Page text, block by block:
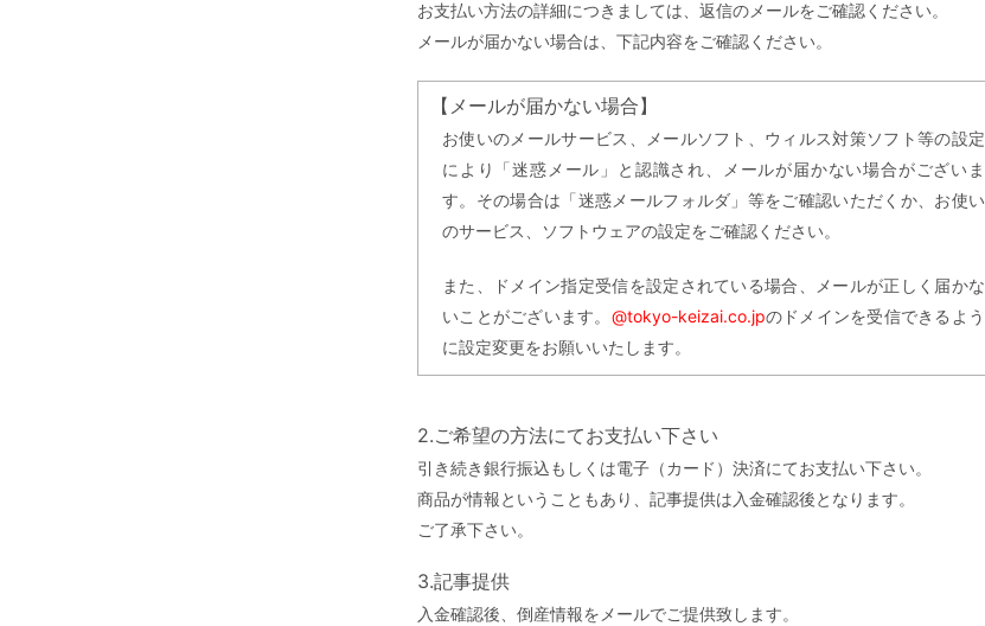
お支払い方法の詳細につきましては、返信のメールをご確認ください。
メールが届かない場合は、下記内容をご確認ください。
【メールが届かない場合】
お使いのメールサービス、メールソフト、ウィルス対策ソフト等の設定
により「迷惑メール」と認識され、メールが届かない場合がございま
す。その場合は「迷惑メールフォルダ」等をご確認いただくか、お使い
のサービス、ソフトウェアの設定をご確認ください。
また、ドメイン指定受信を設定されている場合、メールが正しく届かな
いことがございます。 @tokyo-keizai.co.jpのドメインを受信できるよう
に設定変更をお願いいたします。
2.ご希望の方法にてお支払い下さい
引き続き銀行振込もしくは電子（カード）決済にてお支払い下さい。
商品が情報ということもあり、記事提供は入金確認後となります。
ご了承下さい。
3.記事提供
入金確認後、倒産情報をメールでご提供致します。